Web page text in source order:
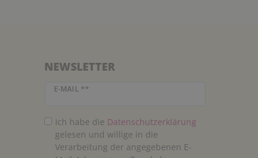
NEWSLETTER
E-MAIL **
Newsletter Honig
Ich habe die Daten­schutz­erklärung
gelesen und willige in die
Verarbeitung der angegebenen E-